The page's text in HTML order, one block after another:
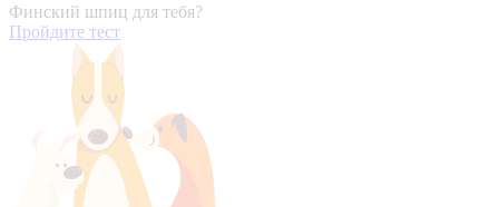
Финский шпиц для тебя?
Пройдите тест